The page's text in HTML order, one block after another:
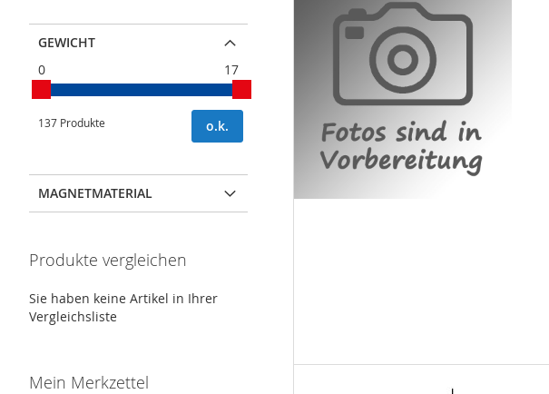
GEWICHT
0
17
137 Produkte o.k.
MAGNETMATERIAL
Produkte vergleichen
Sie haben keine Artikel in Ihrer
Vergleichsliste
Mein Merkzettel